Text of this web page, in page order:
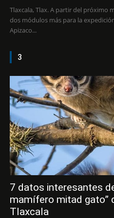
Tlaxcala, Tlax. A partir del próximo
dos módulos más para la
Apizaco...
3
7 datos interesantes
mamífero mitad gato”
Tlaxcala